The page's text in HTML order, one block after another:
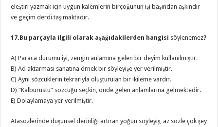
eleştiri yazmak için uygun kalemlerin birçoğunun işi başından aşkındır
ve geçim derdi taşımaktadır.
17.Bu parçayla ilgili olarak aşağıdakilerden hangisi söylenemez?
A) Paraca durumu iyi, zengin anlamına gelen bir deyim kullanılmıştır.
B) Ad aktarması sanatına örnek bir söyleyişe yer verilmiştir.
C) Aynı sözcüklerin tekrarıyla oluşturulan bir ikileme vardır.
D) “Kalburüstü” sözcüğü seçkin, önde gelen anlamlarına gelmektedir.
E) Dolaylamaya yer verilmiştir.
Atasözlerinde düşünsel derinliği artıran yoğun söyleyiş, az sözle çok şey